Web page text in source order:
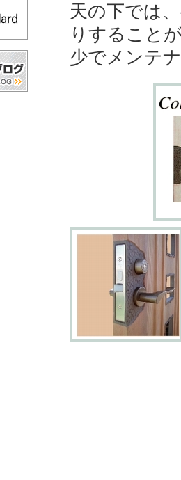
天の下では
りすること
少でメンテ